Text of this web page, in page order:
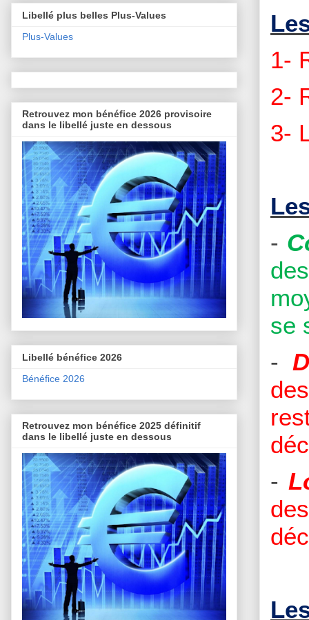
1-
2-
3-
-
se
-
-
Libellé plus belles Plus-Values
Plus-Values
Retrouvez mon bénéfice 2026 provisoire
dans le libellé juste en dessous
Libellé bénéfice 2026
Bénéfice 2026
Retrouvez mon bénéfice 2025 définitif
dans le libellé juste en dessous